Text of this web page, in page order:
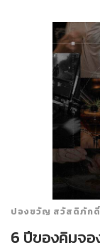
ปองขวัญ สวัสดิภักดิ์
6 ปีของคิมจอ